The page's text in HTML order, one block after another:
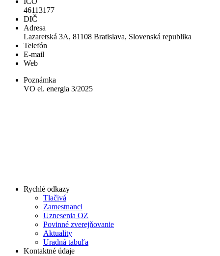
46113177
DIČ
Adresa
Lazaretská 3A, 81108 Bratislava, Slovenská republika
Telefón
E-mail
Web
Poznámka
VO el. energia 3/2025
Rychlé odkazy
Tlačivá
Zamestnanci
Uznesenia OZ
Povinné zverejňovanie
Aktuality
Uradná tabuľa
Kontaktné údaje